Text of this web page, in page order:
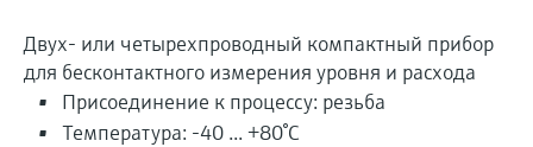
Двух- или четырехпроводный компактный прибор
для бесконтактного измерения уровня и расхода
Присоединение к процессу: резьба
Температура: -40 ... +80°C